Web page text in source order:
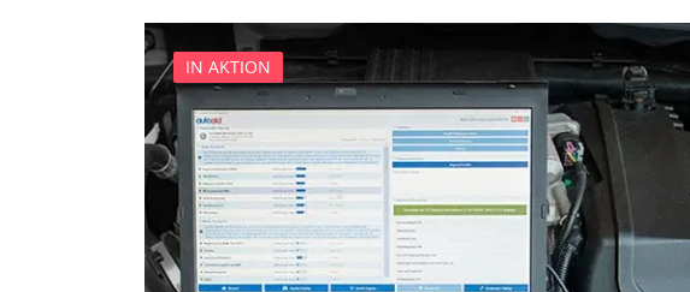
Servolenkung
Sitzpositionsspeicher Fahrer
Soundsystem
Stand-/Zusatzheizung 2
Start Authentifikation
Telefon-/Notruf-System
Türsteuergerät hinten links
Türsteuergerät hinten rechts
IN AKTION